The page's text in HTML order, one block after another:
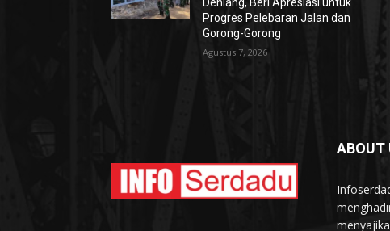
Deniang, Beri Apresiasi untuk
Progres Pelebaran Jalan dan
Gorong-Gorong
Agustus 7, 2026
ABOUT